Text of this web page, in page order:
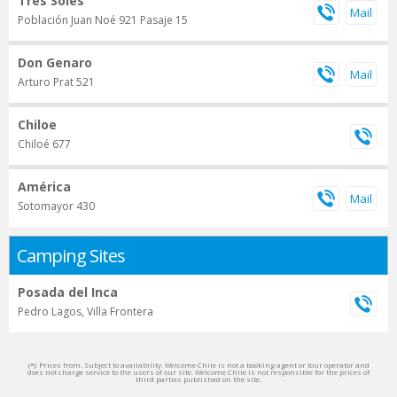
Población Juan Noé 921 Pasaje 15
Don Genaro
Arturo Prat 521
Chiloe
Chiloé 677
América
Sotomayor 430
Camping Sites
Posada del Inca
Pedro Lagos, Villa Frontera
(*): Prices from. Subject to availability. Welcome Chile is not a booking agent or tour operator and
does not charge service to the users of our site. Welcome Chile is not responsible for the prices of
third parties published on the site.